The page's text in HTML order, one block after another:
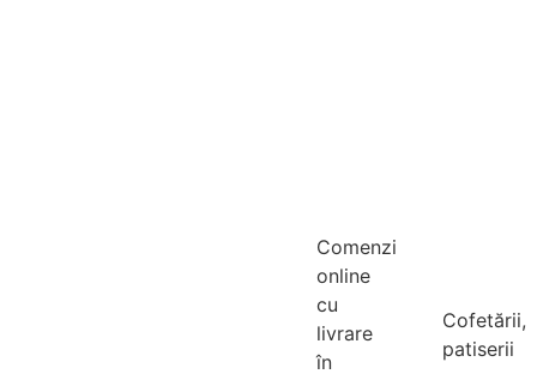
Comenzi
online
cu
livrare
în
Cofetării,
patiserii